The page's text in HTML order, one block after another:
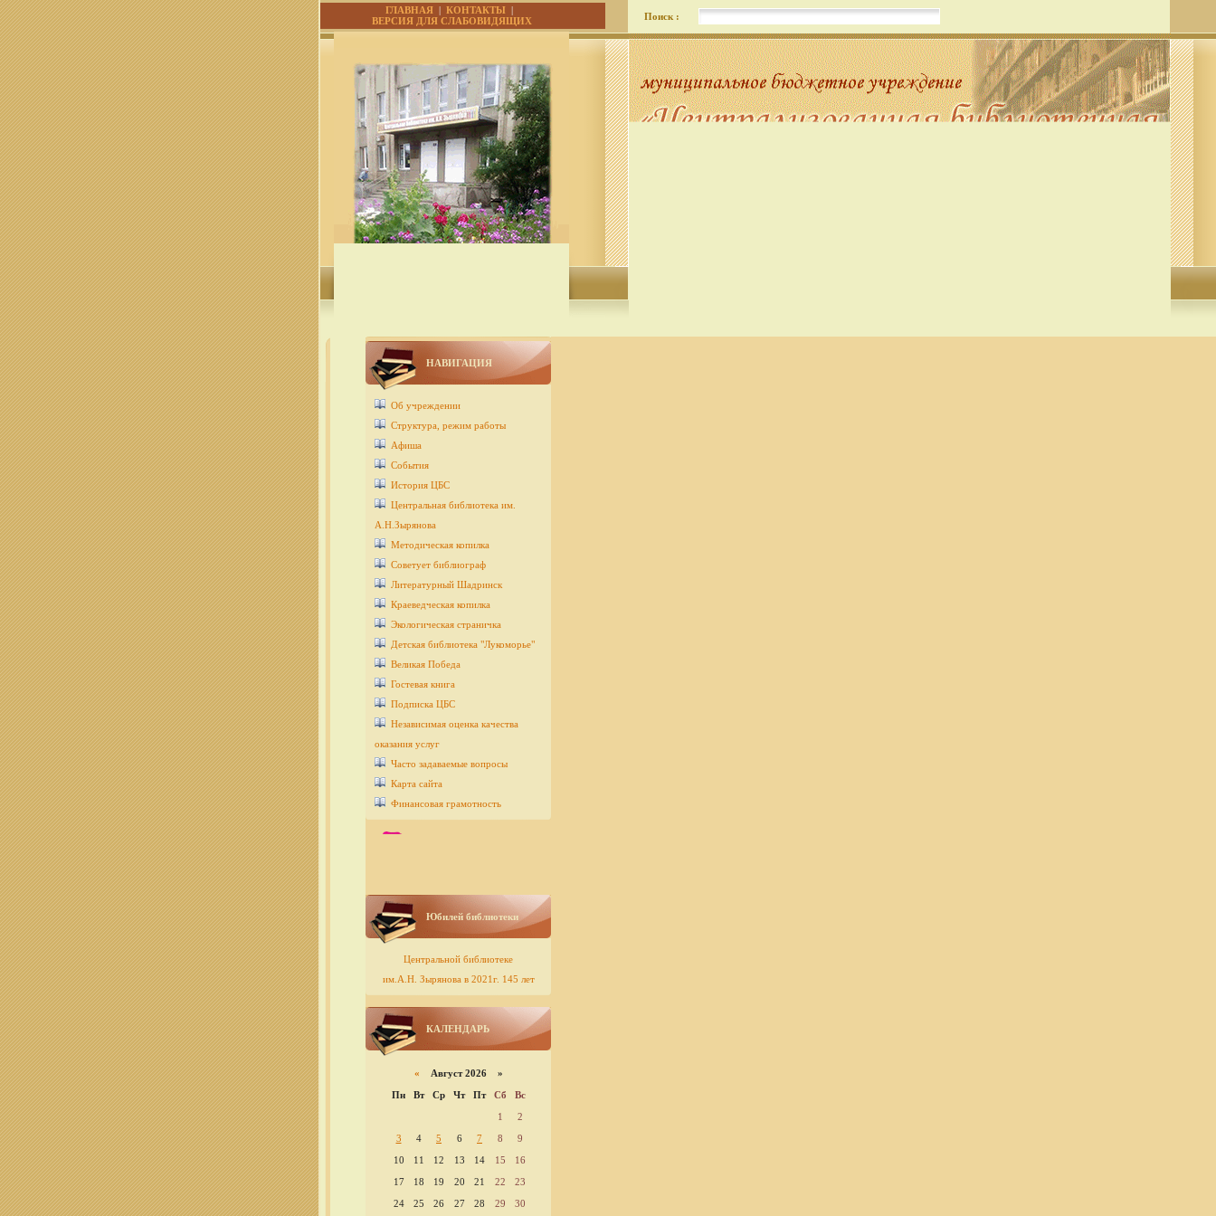
ГЛАВНАЯ| КОНТАКТЫ |
ВЕРСИЯ ДЛЯ СЛАБОВИДЯЩИХ
Поиск :
НАВИГАЦИЯ
Об учреждении
Структура, режим работы
Афиша
События
История ЦБС
Центральная библиотека им.
А.Н.Зырянова
Методическая копилка
Советует библиограф
Литературный Шадринск
Краеведческая копилка
Экологическая страничка
Детcкая библиотека "Лукоморье"
Великая Победа
Гостевая книга
Подписка ЦБС
Независимая оценка качества
оказания услуг
Часто задаваемые вопросы
Карта сайта
Финансовая грамотность
Юбилей библиотеки
Центральной библиотеке
им.А.Н. Зырянова в 2021г. 145 лет
КАЛЕНДАРЬ
« Август 2026 »
Пн
Вт Ср Чт Пт Сб
Вс
1
2
3
4 5 6 7 8
9
10
11 12 13 14 15
16
17
18 19 20 21 22
23
24
25 26 27 28 29 30